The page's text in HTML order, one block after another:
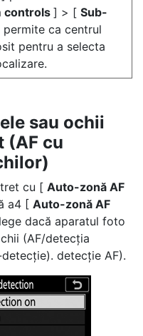
controls ] > [ Sub-
ca centrul
pentru a selecta
sau ochii
(AF cu
cu [ Auto-zonă AF
a4 [ Auto-zonă AF
dacă aparatul foto
(AF/detecția
detecție AF).